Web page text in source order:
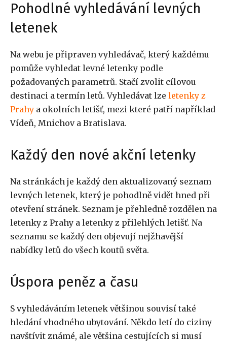
Pohodlné vyhledávání levných
letenek
Na webu je připraven vyhledávač, který každému
pomůže vyhledat levné letenky podle
požadovaných parametrů. Stačí zvolit cílovou
destinaci a termín letů. Vyhledávat lze letenky z
Prahy a okolních letišť, mezi které patří například
Vídeň, Mnichov a Bratislava.
Každý den nové akční letenky
Na stránkách je každý den aktualizovaný seznam
levných letenek, který je pohodlně vidět hned při
otevření stránek. Seznam je přehledně rozdělen na
letenky z Prahy a letenky z přilehlých letišť. Na
seznamu se každý den objevují nejžhavější
nabídky letů do všech koutů světa.
Úspora peněz a času
S vyhledáváním letenek většinou souvisí také
hledání vhodného ubytování. Někdo letí do ciziny
navštívit známé, ale většina cestujících si musí